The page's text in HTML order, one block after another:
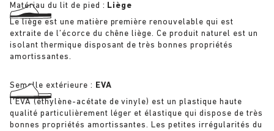
Matériau du lit de pied : Liège
Le liège est une matière première renouvelable qui est
extraite de l’écorce du chêne liège. Ce produit naturel est un
isolant thermique disposant de très bonnes propriétés
amortissantes.
Semelle extérieure : EVA
l’EVA (éthylène-acétate de vinyle) est un plastique haute
qualité particulièrement léger et élastique qui dispose de très
bonnes propriétés amortissantes. Les petites irrégularités du